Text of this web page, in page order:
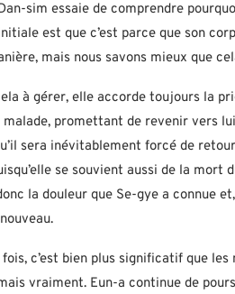
sim essaie de comprendre
est que c’est parce que son
mais nous savons mieux que
à gérer, elle accorde toujours la
promettant de revenir vers
sera inévitablement forcé de
se souvient aussi de la mort
la douleur que Se-gye a connue
c’est bien plus significatif que
vraiment. Eun-a continue de